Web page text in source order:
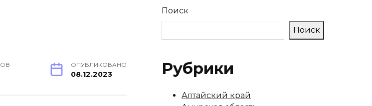
ОПУБЛИКОВАНО
08.12.2023
Поиск
Поиск
Рубрики
Алтайский край